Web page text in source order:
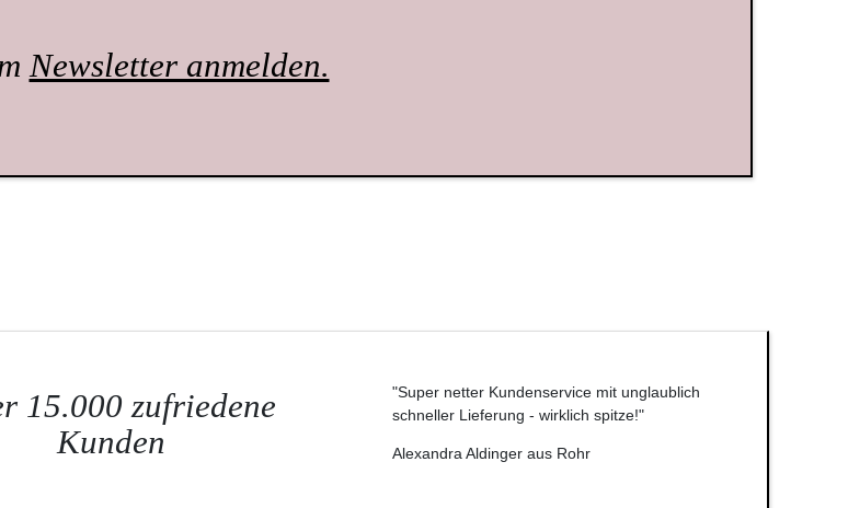
Newsletter anmelden.
15.000 zufriedene
Kunden
"Super netter Kundenservice mit unglaublich
schneller Lieferung - wirklich spitze!"
Alexandra Aldinger aus Rohr